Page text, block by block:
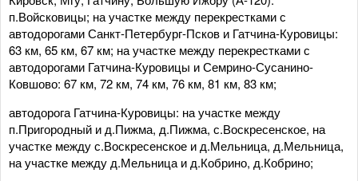
п.Войсковицы; на участке между перекрестками с
автодорогами Санкт-Петербург-Псков и Гатчина-Куровицы:
63 км, 65 км, 67 км; на участке между перекрестками с
автодорогами Гатчина-Куровицы и Семрино-Сусанино-
Ковшово: 67 км, 72 км, 74 км, 76 км, 81 км, 83 км;
автодорога Гатчина-Куровицы: на участке между
п.Пригородный и д.Пижма, д.Пижма, с.Воскресенское, на
участке между с.Воскресенское и д.Мельница, д.Мельница,
на участке между д.Мельница и д.Кобрино, д.Кобрино;